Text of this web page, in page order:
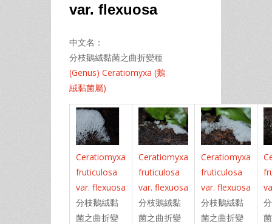
var. flexuosa
中文名：
分枝鵝絨黏菌之曲折變種
(Genus) Ceratiomyxa (鵝
絨黏菌屬)
Ceratiomyxa
fruticulosa
var. flexuosa
分枝鵝絨黏
菌之曲折變
Ceratiomyxa
fruticulosa
var. flexuosa
分枝鵝絨黏
菌之曲折變
Ceratiomyxa
fruticulosa
var. flexuosa
分枝鵝絨黏
菌之曲折變